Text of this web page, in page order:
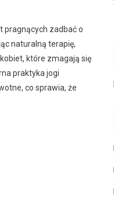
pragnących zadbać o
naturalną terapię,
które zmagają się
praktyka jogi
co sprawia, że